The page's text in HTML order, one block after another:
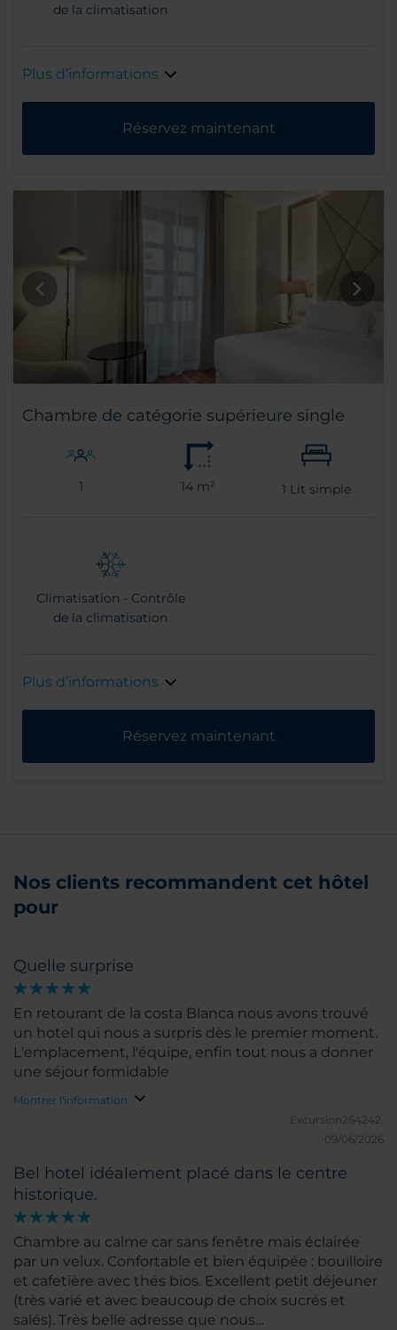
de la climatisation
Plus d’informations
Réservez maintenant
Chambre de catégorie supérieure single
1 14 m² 1 Lit simple
Climatisation - Contrôle
de la climatisation
Plus d’informations
Réservez maintenant
Nos clients recommandent cet hôtel
pour
Quelle surprise
En retourant de la costa Blanca nous avons trouvé
un hotel qui nous a surpris dès le premier moment.
L'emplacement, l'équipe, enfin tout nous a donner
une séjour formidable
Montrer l'information
Excursion264242.
09/06/2026
Bel hotel idéalement placé dans le centre
historique.
Chambre au calme car sans fenêtre mais éclairée
par un velux. Confortable et bien équipée : bouilloire
et cafetière avec thés bios. Excellent petit déjeuner
(très varié et avec beaucoup de choix sucrés et
salés). Très belle adresse que nous